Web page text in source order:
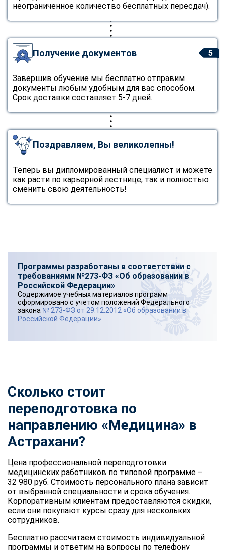
неограниченное количество бесплатных пересдач).
5
Получение документов
Завершив обучение мы бесплатно отправим
документы любым удобным для вас способом.
Срок доставки составляет 5-7 дней.
Поздравляем, Вы великолепны!
Теперь вы дипломированный специалист и можете
как расти по карьерной лестнице, так и полностью
сменить свою деятельность!
Программы разработаны в соответствии с
требованиями №273-ФЗ «Об образовании в
Российской Федерации»
Содержимое учебных материалов программ
сформировано с учетом положений Федерального
закона № 273-ФЗ от 29.12.2012 «Об образовании в
Российской Федерации»
Сколько стоит
переподготовка по
направлению «Медицина» в
Астрахани?
Цена профессиональной переподготовки
медицинских работников по типовой программе –
32 980 руб. Стоимость персонального плана зависит
от выбранной специальности и срока обучения.
Корпоративным клиентам предоставляются скидки,
если они покупают курсы сразу для нескольких
сотрудников.
Бесплатно рассчитаем стоимость индивидуальной
программы и ответим на вопросы по телефону